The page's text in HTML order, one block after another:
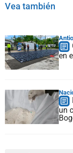
Vea también
en
un